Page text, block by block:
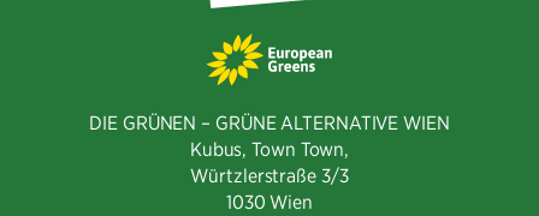
DIE GRÜNEN – GRÜNE ALTERNATIVE WIEN
Kubus, Town Town,
Würtzlerstraße 3/3​
1030 Wien